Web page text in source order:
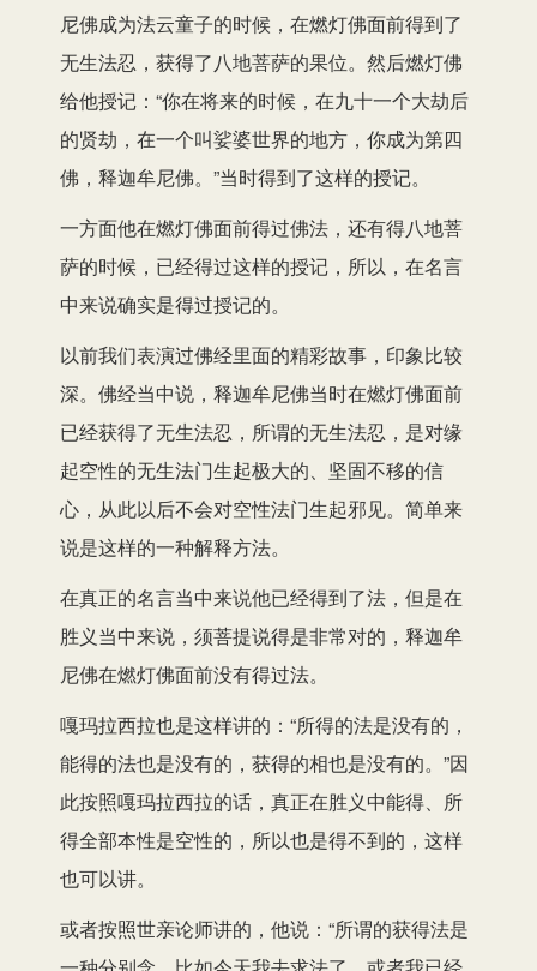
尼佛成为法云童子的时候，在燃灯佛面前得到了
无生法忍，获得了八地菩萨的果位。然后燃灯佛
给他授记：“你在将来的时候，在九十一个大劫后
的贤劫，在一个叫娑婆世界的地方，你成为第四
佛，释迦牟尼佛。”当时得到了这样的授记。
一方面他在燃灯佛面前得过佛法，还有得八地菩
萨的时候，已经得过这样的授记，所以，在名言
中来说确实是得过授记的。
以前我们表演过佛经里面的精彩故事，印象比较
深。佛经当中说，释迦牟尼佛当时在燃灯佛面前
已经获得了无生法忍，所谓的无生法忍，是对缘
起空性的无生法门生起极大的、坚固不移的信
心，从此以后不会对空性法门生起邪见。简单来
说是这样的一种解释方法。
在真正的名言当中来说他已经得到了法，但是在
胜义当中来说，须菩提说得是非常对的，释迦牟
尼佛在燃灯佛面前没有得过法。
嘎玛拉西拉也是这样讲的：“所得的法是没有的，
能得的法也是没有的，获得的相也是没有的。”因
此按照嘎玛拉西拉的话，真正在胜义中能得、所
得全部本性是空性的，所以也是得不到的，这样
也可以讲。
或者按照世亲论师讲的，他说：“所谓的获得法是